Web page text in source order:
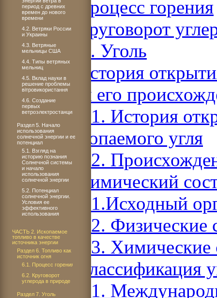
6.1. Процесс горения
6.2. Круговорот
Раздел 7. Уголь
7.1. История
угля и его
7.1.1. История
ископаемого угля
7.1.2.
7.2. Химический
7.2.1.Исходный
7.2.2. Физические
7.2.3. Химические
7.3. Классификация
7.3.1.
период с древних
времен до нового
времени
4.2. Ветряки России
и Украины
4.3. Ветряные
мельницы США
4.4. Типы ветряных
мельниц
4.5. Вклад науки в
решение проблемы
вітровикористання
4.6. Создание
первых
ветроэлектростанций
Раздел 5. Начало
использования
солнечной энергии и ее
потенциал
5.1. Взгляд на
историю познания
Солнечной системы
и начало
использования
солнечной энергии
5.2. Потенциал
солнечной энергии.
Условия ее
эффективного
использования
ЧАСТЬ 2. Ископаемое
топливо в качестве
источника энергии
Раздел 6. Топливо как
источник огня
6.1. Процесс горения
6.2. Круговорот
углерода в природе
Раздел 7. Уголь